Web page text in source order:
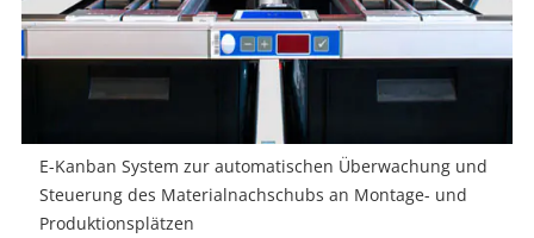
E-Kanban System zur automatischen Überwachung und
Steuerung des Materialnachschubs an Montage- und
Produktionsplätzen